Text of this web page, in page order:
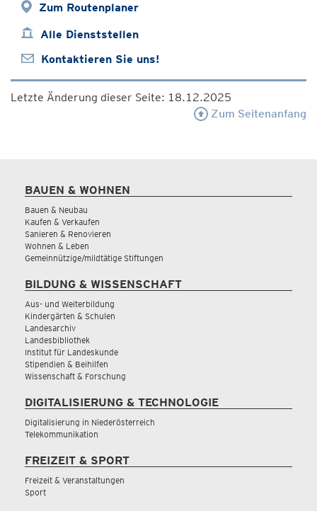
Zum Routenplaner
Alle Dienststellen
Kontaktieren Sie uns!
Letzte Änderung dieser Seite: 18.12.2025
Zum Seitenanfang
BAUEN & WOHNEN
Bauen & Neubau
Kaufen & Verkaufen
Sanieren & Renovieren
Wohnen & Leben
Gemeinnützige/mildtätige Stiftungen
BILDUNG & WISSENSCHAFT
Aus- und Weiterbildung
Kindergärten & Schulen
Landesarchiv
Landesbibliothek
Institut für Landeskunde
Stipendien & Beihilfen
Wissenschaft & Forschung
DIGITALISIERUNG & TECHNOLOGIE
Digitalisierung in Niederösterreich
Telekommunikation
FREIZEIT & SPORT
Freizeit & Veranstaltungen
Sport